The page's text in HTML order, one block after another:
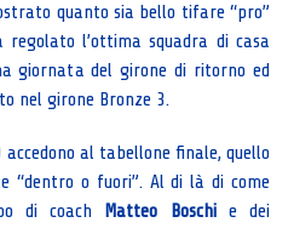
quanto sia bello tifare “pro”
regolato l’ottima squadra di casa
giornata del girone di ritorno ed
nel girone Bronze 3.
al tabellone finale, quello
“dentro o fuori”. Al di là di come
di coach
Matteo Boschie dei